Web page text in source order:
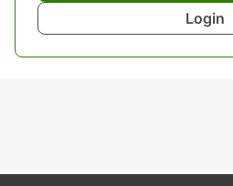
Login